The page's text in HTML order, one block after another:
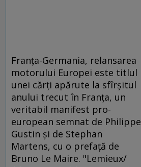
Franţa-Germania, relansarea
motorului Europei este titlul
unei cărţi apărute la sfîrşitul
anului trecut în Franţa, un
veritabil manifest pro-
european semnat de Philippe
Gustin şi de Stephan
Martens, cu o prefaţă de
Bruno Le Maire. "Lemieux/